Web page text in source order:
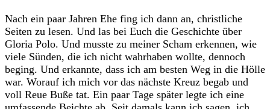
Nach ein paar Jahren Ehe fing ich dann an, christliche
Seiten zu lesen. Und las bei Euch die Geschichte über
Gloria Polo. Und musste zu meiner Scham erkennen, wie
viele Sünden, die ich nicht wahrhaben wollte, dennoch
beging. Und erkannte, dass ich am besten Weg in die Hölle
war. Worauf ich mich vor das nächste Kreuz begab und
voll Reue Buße tat. Ein paar Tage später legte ich eine